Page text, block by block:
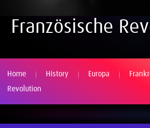
Französische
Home History Europa
Revolution